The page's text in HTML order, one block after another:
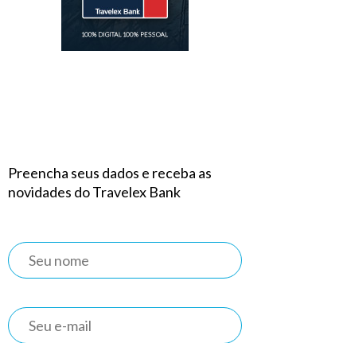
Preencha seus dados e receba as
novidades do Travelex Bank